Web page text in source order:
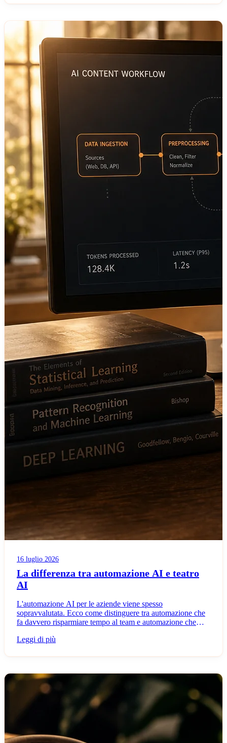
16 luglio 2026
La differenza tra automazione AI e teatro
AI
L'automazione AI per le aziende viene spesso
sopravvalutata. Ecco come distinguere tra automazione che
fa davvero risparmiare tempo al team e automazione che
Leggi di più